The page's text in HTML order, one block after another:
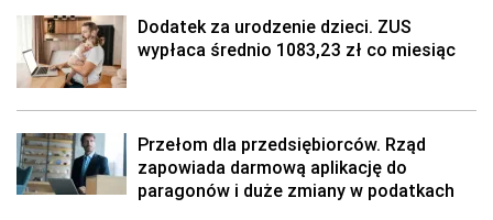
Dodatek za urodzenie dzieci. ZUS
wypłaca średnio 1083,23 zł co miesiąc
Przełom dla przedsiębiorców. Rząd
zapowiada darmową aplikację do
paragonów i duże zmiany w podatkach